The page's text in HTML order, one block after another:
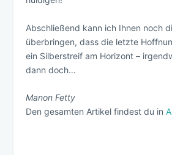
Abschließend kann ich Ihnen noch
überbringen, dass die letzte
ein Silberstreif am Horizont –
dann doch…
Manon Fetty
Den gesamten Artikel findest du in